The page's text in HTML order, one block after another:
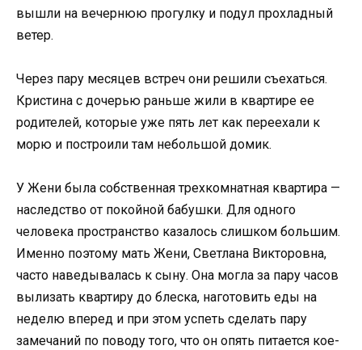
вышли на вечернюю прогулку и подул прохладный
ветер.
Через пару месяцев встреч они решили съехаться.
Кристина с дочерью раньше жили в квартире ее
родителей, которые уже пять лет как переехали к
морю и построили там небольшой домик.
У Жени была собственная трехкомнатная квартира —
наследство от покойной бабушки. Для одного
человека пространство казалось слишком большим.
Именно поэтому мать Жени, Светлана Викторовна,
часто наведывалась к сыну. Она могла за пару часов
вылизать квартиру до блеска, наготовить еды на
неделю вперед и при этом успеть сделать пару
замечаний по поводу того, что он опять питается кое-